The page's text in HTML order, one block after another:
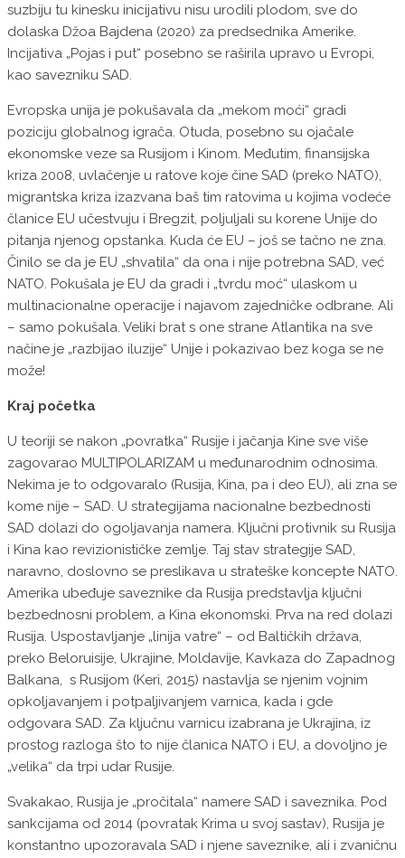
suzbiju tu kinesku inicijativu nisu urodili plodom, sve do
dolaska Džoa Bajdena (2020) za predsednika Amerike.
Incijativa „Pojas i put“ posebno se raširila upravo u Evropi,
kao savezniku SAD.
Evropska unija je pokušavala da „mekom moći“ gradi
poziciju globalnog igrača. Otuda, posebno su ojačale
ekonomske veze sa Rusijom i Kinom. Međutim, finansijska
kriza 2008, uvlačenje u ratove koje čine SAD (preko NATO),
migrantska kriza izazvana baš tim ratovima u kojima vodeće
članice EU učestvuju i Bregzit, poljuljali su korene Unije do
pitanja njenog opstanka. Kuda će EU – još se tačno ne zna.
Činilo se da je EU „shvatila“ da ona i nije potrebna SAD, već
NATO. Pokušala je EU da gradi i „tvrdu moć“ ulaskom u
multinacionalne operacije i najavom zajedničke odbrane. Ali
– samo pokušala. Veliki brat s one strane Atlantika na sve
načine je „razbijao iluzije“ Unije i pokazivao bez koga se ne
može!
Kraj početka
U teoriji se nakon „povratka“ Rusije i jačanja Kine sve više
zagovarao MULTIPOLARIZAM u međunarodnim odnosima.
Nekima je to odgovaralo (Rusija, Kina, pa i deo EU), ali zna se
kome nije – SAD. U strategijama nacionalne bezbednosti
SAD dolazi do ogoljavanja namera. Ključni protivnik su Rusija
i Kina kao revizionističke zemlje. Taj stav strategije SAD,
naravno, doslovno se preslikava u strateške koncepte NATO.
Amerika ubeđuje saveznike da Rusija predstavlja ključni
bezbednosni problem, a Kina ekonomski. Prva na red dolazi
Rusija. Uspostavljanje „linija vatre“ – od Baltičkih država,
preko Beloruisije, Ukrajine, Moldavije, Kavkaza do Zapadnog
Balkana, s Rusijom (Keri, 2015) nastavlja se njenim vojnim
opkoljavanjem i potpaljivanjem varnica, kada i gde
odgovara SAD. Za ključnu varnicu izabrana je Ukrajina, iz
prostog razloga što to nije članica NATO i EU, a dovoljno je
„velika“ da trpi udar Rusije.
Svakakao, Rusija je „pročitala“ namere SAD i saveznika. Pod
sankcijama od 2014 (povratak Krima u svoj sastav), Rusija je
konstantno upozoravala SAD i njene saveznike, ali i zvaničnu